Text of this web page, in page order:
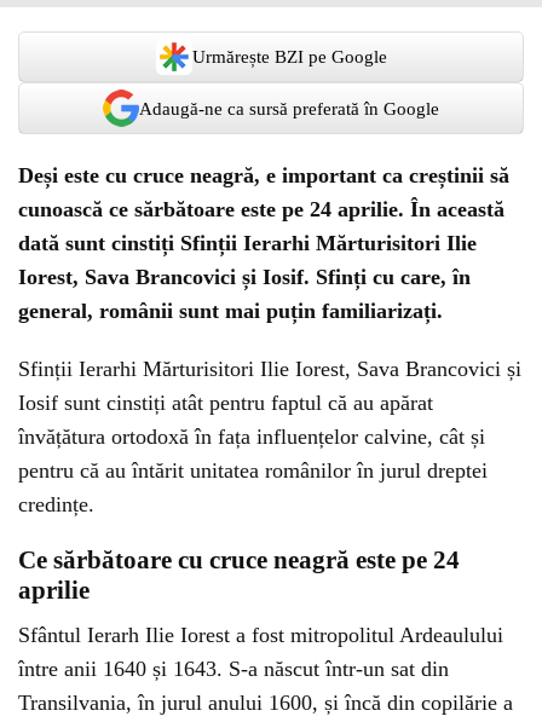
Urmărește BZI pe Google
Adaugă-ne ca sursă preferată în Google
Deși este cu cruce neagră, e important ca creștinii să
cunoască ce sărbătoare este pe 24 aprilie. În această
dată sunt cinstiți Sfinții Ierarhi Mărturisitori Ilie
Iorest, Sava Brancovici și Iosif. Sfinți cu care, în
general, românii sunt mai puțin familiarizați.
Sfinții Ierarhi Mărturisitori Ilie Iorest, Sava Brancovici și
Iosif sunt cinstiți atât pentru faptul că au apărat
învățătura ortodoxă în fața influențelor calvine, cât și
pentru că au întărit unitatea românilor în jurul dreptei
credințe.
Ce sărbătoare cu cruce neagră este pe 24
aprilie
Sfântul Ierarh Ilie Iorest a fost mitropolitul Ardeaulului
între anii 1640 și 1643. S-a născut într-un sat din
Transilvania, în jurul anului 1600, și încă din copilărie a